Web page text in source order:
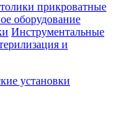
прикроватные
оборудование
Инструментальные
и
установки